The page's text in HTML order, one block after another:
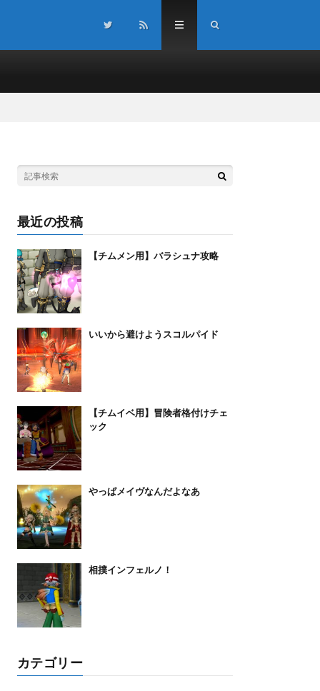
最近の投稿
【チムメン用】バラシュナ攻略
いいから避けようスコルパイド
【チムイベ用】冒険者格付けチェ
ック
やっぱメイヴなんだよなあ
相撲インフェルノ！
カテゴリー